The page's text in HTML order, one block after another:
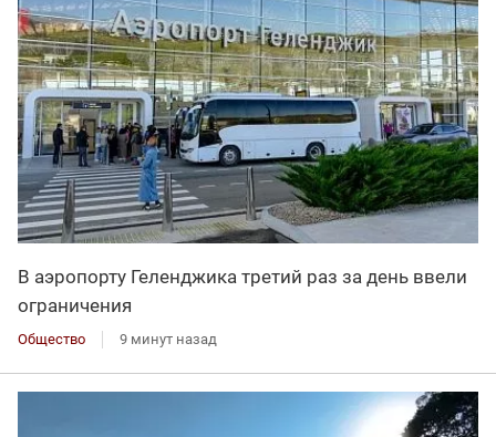
В аэропорту Геленджика третий раз за день ввели
ограничения
Общество 9 минут назад